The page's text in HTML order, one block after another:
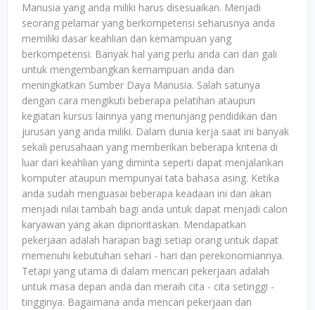
Manusia yang anda miliki harus disesuaikan. Menjadi
seorang pelamar yang berkompetensi seharusnya anda
memiliki dasar keahlian dan kemampuan yang
berkompetensi. Banyak hal yang perlu anda cari dan gali
untuk mengembangkan kemampuan anda dan
meningkatkan Sumber Daya Manusia. Salah satunya
dengan cara mengikuti beberapa pelatihan ataupun
kegiatan kursus lainnya yang menunjang pendidikan dan
jurusan yang anda miliki. Dalam dunia kerja saat ini banyak
sekali perusahaan yang memberikan beberapa kriteria di
luar dari keahlian yang diminta seperti dapat menjalankan
komputer ataupun mempunyai tata bahasa asing. Ketika
anda sudah menguasai beberapa keadaan ini dan akan
menjadi nilai tambah bagi anda untuk dapat menjadi calon
karyawan yang akan diprioritaskan. Mendapatkan
pekerjaan adalah harapan bagi setiap orang untuk dapat
memenuhi kebutuhan sehari - hari dan perekonomiannya.
Tetapi yang utama di dalam mencari pekerjaan adalah
untuk masa depan anda dan meraih cita - cita setinggi -
tingginya. Bagaimana anda mencari pekerjaan dan